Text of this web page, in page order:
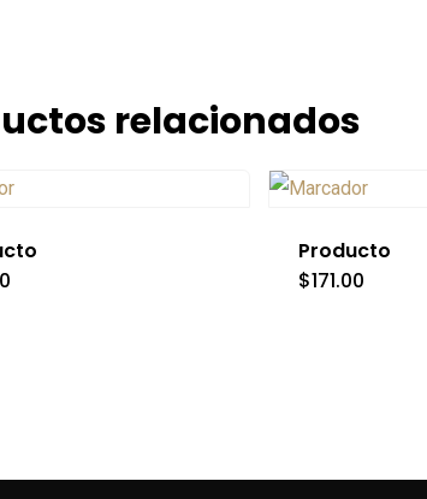
relacionados
Producto
$171.00